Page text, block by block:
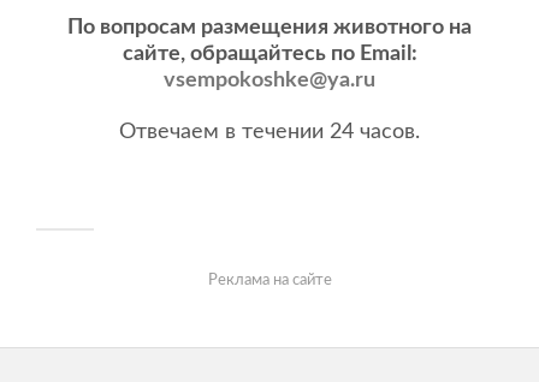
По вопросам размещения животного на
сайте, обращайтесь по Email:
vsempokoshke@ya.ru
Отвечаем в течении 24 часов.
Реклама на сайте